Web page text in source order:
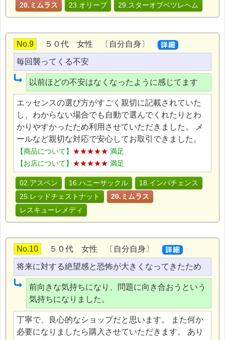
20.ミムラス
23.オリーブ 29.スターオブベツレヘム
No.9 ５０代 女性 〔自分自身〕
毎回襲ってくる不安
以前ほどの不安はなくなったように感じてます
エッセンスの選び方がすごく親切に記載されていた
し、わからない場合でも自動で選んでくれたりとわ
かりやすかったため利用させていただきました。 メ
ールなど親切な対応で安心してお取引できました。
【商品について】 ★★★★★ 満足
【お店について】 ★★★★★ 満足
02.アスペン 16.ハニーサックル
18.インパチェンス
25.レッドチェストナット
20.ミムラス
レスキューレメディ
No.10 ５０代 女性 〔自分自身〕
将来に対する絶望感と恐怖が大きくなってきたため
前向きな気持ちになり、問題に向き合おうという
気持ちになりました。
丁寧で、良心的なショップだと思います。 また何か
必要になりましたら購入させていただきます。 あり